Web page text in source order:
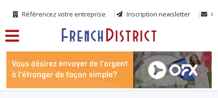
Référencez votre entreprise Inscription newsletter